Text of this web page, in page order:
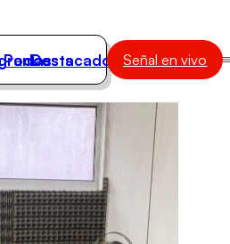
Podcasts
Destacados Señal en vivo